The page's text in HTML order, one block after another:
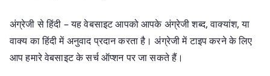
अंग्रेजी से हिंदी – यह वेबसाइट आपको आपके अंग्रेजी शब्द, वाक्यांश, या
वाक्य का हिंदी में अनुवाद प्रदान करता है। अंग्रेजी में टाइप करने के लिए
आप हमारे वेबसाइट के सर्च ऑप्शन पर जा सकते हैं।